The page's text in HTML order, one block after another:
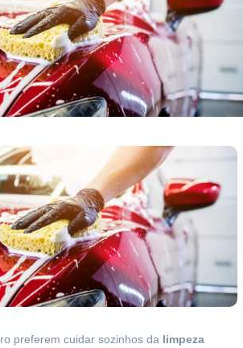
preferem cuidar sozinhos da limpeza